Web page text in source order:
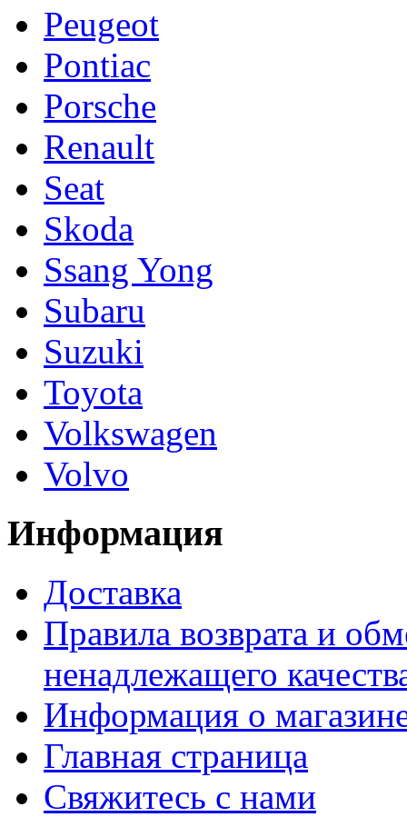
Peugeot
Pontiac
Porsche
Renault
Seat
Skoda
Ssang Yong
Subaru
Suzuki
Toyota
Volkswagen
Volvo
Информация
Доставка
Правила возврата и
ненадлежащего
Информация о
Главная страница
Свяжитесь с нами